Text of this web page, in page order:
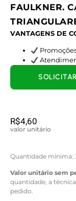
FAULKNER.
VANTAGENS DE
R$4,60
valor unitário
Quantidade mínima:
Valor unitário sem
quantidade, a
pedido.